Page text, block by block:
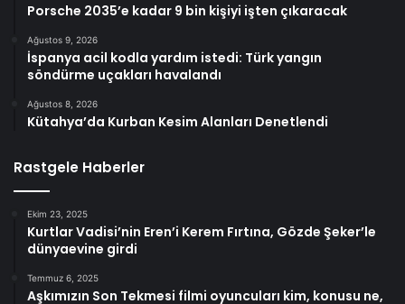
Porsche 2035’e kadar 9 bin kişiyi işten çıkaracak
Ağustos 9, 2026
İspanya acil kodla yardım istedi: Türk yangın
söndürme uçakları havalandı
Ağustos 8, 2026
Kütahya’da Kurban Kesim Alanları Denetlendi
Rastgele Haberler
Ekim 23, 2025
Kurtlar Vadisi’nin Eren’i Kerem Fırtına, Gözde Şeker’le
dünyaevine girdi
Temmuz 6, 2025
Aşkımızın Son Tekmesi filmi oyuncuları kim, konusu ne,